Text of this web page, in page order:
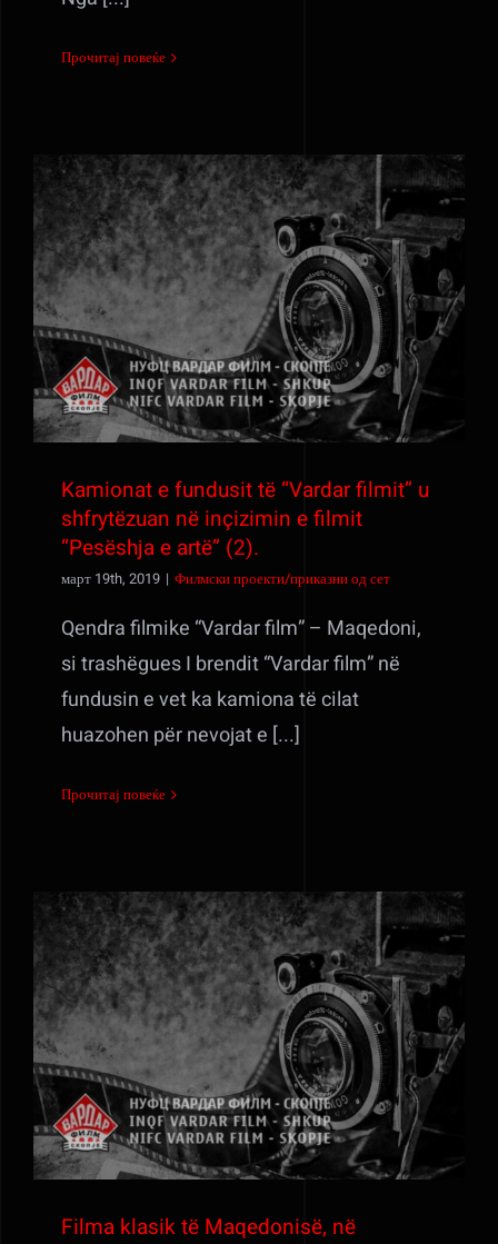
Прочитај повеќе
Kamionat e fundusit të “Vardar filmit” u
shfrytëzuan në inçizimin e filmit
“Pesëshja e artë” (2).
Kamionat e fundusit të “Vardar filmit” u
shfrytëzuan në inçizimin e filmit
“Pesëshja e artë” (2).
март 19th, 2019 | Филмски проекти/приказни од сет
Qendra filmike “Vardar film” – Maqedoni,
si trashëgues I brendit “Vardar film” në
fundusin e vet ka kamiona të cilat
huazohen për nevojat e [...]
Прочитај повеќе
Filma klasik të Maqedonisë, në
videotekën e Maks TV-së
Filma klasik të Maqedonisë, në